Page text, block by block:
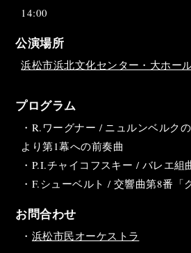
14:00
公演場所
浜松市浜北文化センター・大ホー
プログラム
・R.ワーグナー / ニュルンベルク
より第1幕への前奏曲
・P.I.チャイコフスキー / バレエ組
・F.シューベルト / 交響曲第8番「
お問合わせ
・ 浜松市民オーケストラ